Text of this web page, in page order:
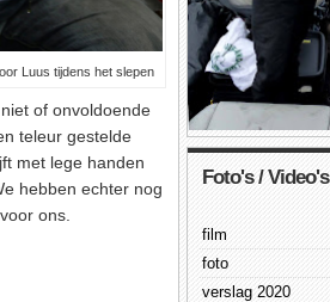
Luus tijdens het slepen
of onvoldoende
teleur gestelde
met lege handen
hebben echter nog
ons.
Foto's / Video's
film
foto
verslag 2020